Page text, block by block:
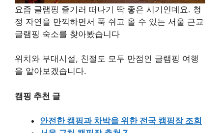
요즘 글램핑 즐기러 떠나기 딱 좋은 시기인데요. 청
정 자연을 만끽하면서 푹 쉬고 올 수 있는 서울 근교
글램핑 숙소를 찾아봤습니다
위치와 부대시설, 친절도 모두 만점인 글램핑 여행
을 알아보겠습니다.
캠핑 추천 글
안전한 캠핑과 차박을 위한 전국 캠핑장 조회